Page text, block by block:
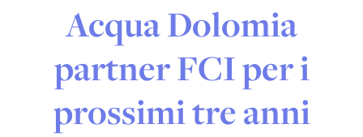
Acqua Dolomia
partner FCI per i
prossimi tre anni